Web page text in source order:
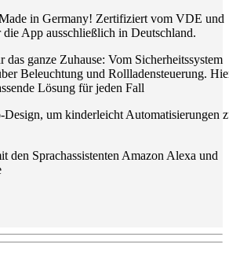
in Germany! Zertifiziert vom VDE und
die App ausschließlich in Deutschland.
das ganze Zuhause: Vom Sicherheitssystem
Beleuchtung und Rollladensteuerung.
Lösung für jeden Fall
um kinderleicht Automatisierungen
den Sprachassistenten Amazon Alexa und